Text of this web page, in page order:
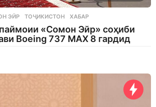
ЭЙР ,ТОҶИКИСТОН ,ХАБАР
«Сомон Эйр» соҳиби
Boeing 737 MAX 8 гардид